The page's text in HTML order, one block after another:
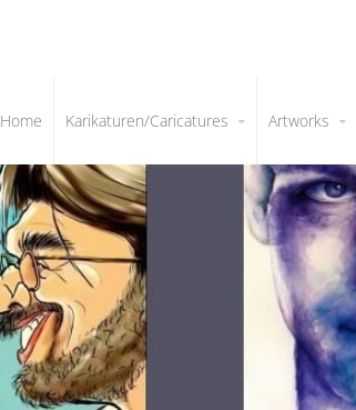
Home Karikaturen/Caricatures Artworks